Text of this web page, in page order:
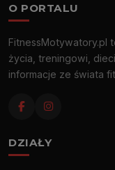
O PORTALU
FitnessMotywatory.pl
życia, treningowi,
informacje ze świata
DZIAŁY